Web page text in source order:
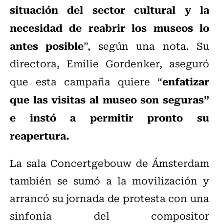
situación del sector cultural y la
necesidad de reabrir los museos lo
antes posible”, según una nota. Su
directora, Emilie Gordenker, aseguró
que esta campaña quiere “enfatizar
que las visitas al museo son seguras”
e instó a permitir pronto su
reapertura.
La sala Concertgebouw de Ámsterdam
también se sumó a la movilización y
arrancó su jornada de protesta con una
sinfonía del compositor